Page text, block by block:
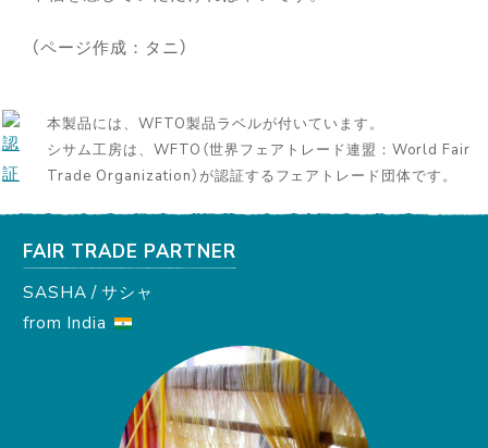
（ページ作成：タニ）
本製品には、WFTO製品ラベルが付いています。
シサム工房は、WFTO（世界フェアトレード連盟：World Fair
Trade Organization）が認証するフェアトレード団体です。
FAIR TRADE PARTNER
SASHA / サシャ
from India